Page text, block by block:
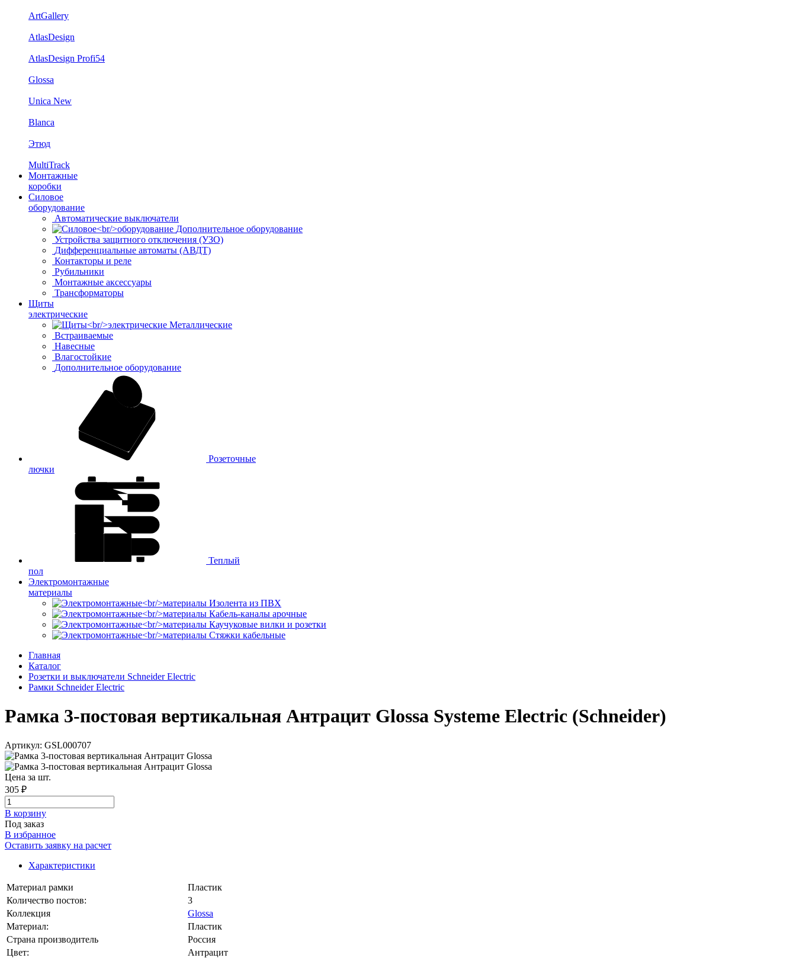
ArtGallery
AtlasDesign
AtlasDesign Profi54
Glossa
Unica New
Blanca
Этюд
MultiTrack
Монтажные
коробки
Силовое
оборудование
Автоматические выключатели
Дополнительное оборудование
Устройства защитного отключения (УЗО)
Дифференциальные автоматы (АВДТ)
Контакторы и реле
Рубильники
Монтажные аксессуары
Трансформаторы
Щиты
электрические
Металлические
Встраиваемые
Навесные
Влагостойкие
Дополнительное оборудование
Розеточные
лючки
Теплый
пол
Электромонтажные
материалы
Изолента из ПВХ
Кабель-каналы арочные
Каучуковые вилки и розетки
Стяжки кабельные
Главная
Каталог
Розетки и выключатели Schneider Electric
Рамки Schneider Electric
Рамка 3-постовая вертикальная Антрацит Glossa Systeme Electric (Schneider)
Артикул: GSL000707
Цена за шт.
305 ₽
В корзинy
Под заказ
В избранное
Оставить заявку на расчет
Характеристики
Материал рамки
Пластик
Количество постов:
3
Коллекция
Glossa
Материал:
Пластик
Страна производитель
Россия
Цвет:
Антрацит